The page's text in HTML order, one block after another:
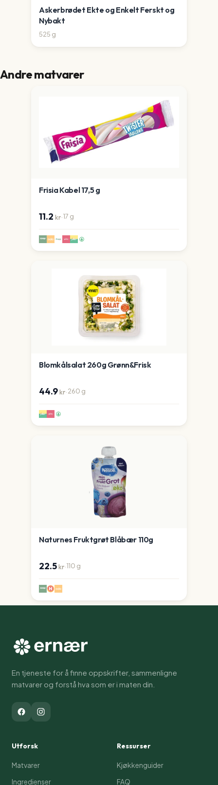
Askerbrødet Ekte og Enkelt Ferskt og
Nybakt
525 g
Andre matvarer
Frisia Kabel 17,5 g
11.2 kr·17 g
Blomkålsalat 260g Grønn&Frisk
44.9kr·260 g
Naturnes Fruktgrøt Blåbær 110g
22.5kr·110 g
En tjeneste for å finne oppskrifter, sammenligne
matvarer og forstå hva som er i maten din.
Utforsk
Matvarer
Ingredienser
Ressurser
Kjøkkenguider
FAQ